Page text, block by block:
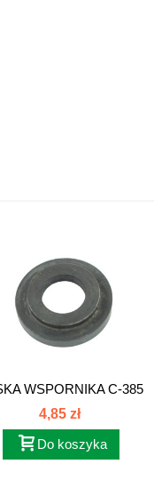
WSPORNIKA C-385
80021093
4,85 zł
Do koszyka